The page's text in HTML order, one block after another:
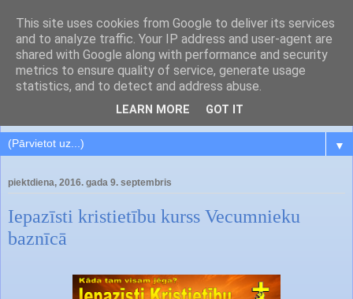
▼
piektdiena, 2016. gada 9. septembris
Iepazīsti kristietību kurss Vecumnieku
baznīcā
This site uses cookies from Google to deliver its services
and to analyze traffic. Your IP address and user-agent are
shared with Google along with performance and security
metrics to ensure quality of service, generate usage
statistics, and to detect and address abuse.
LEARN MORE GOT IT